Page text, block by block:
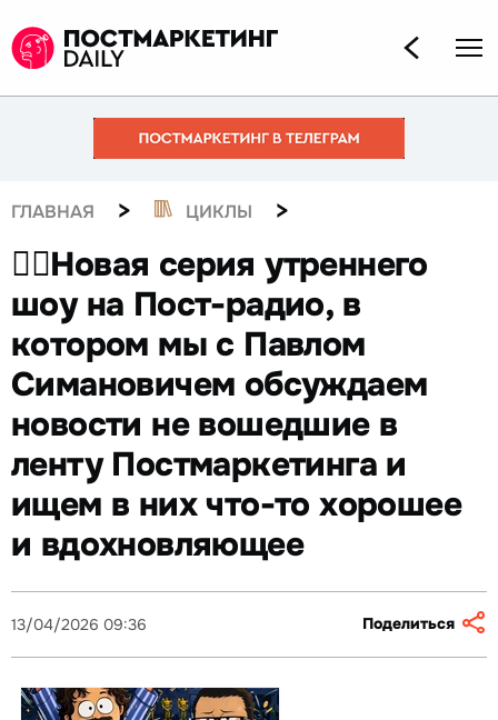
ГЛАВНАЯ > ЦИКЛЫ >
☝🏻Новая серия утреннего
шоу на Пост-радио, в
котором мы с Павлом
Симановичем обсуждаем
новости не вошедшие в
ленту Постмаркетинга и
ищем в них что-то хорошее
и вдохновляющее
13/04/2026 09:36 Поделиться